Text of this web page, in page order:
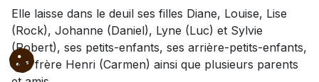
Elle laisse dans le deuil ses filles Diane, Louise, Lise
(Rock), Johanne (Daniel), Lyne (Luc) et Sylvie
(Robert), ses petits-enfants, ses arrière-petits-enfants,
son frère Henri (Carmen) ainsi que plusieurs parents